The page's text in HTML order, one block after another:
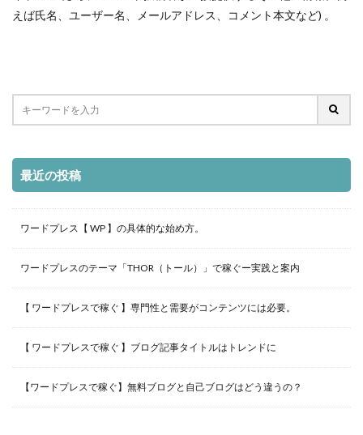
えば氏名、ユーザー名、メールアドレス、コメント本文など) 。
最近の投稿
ワードプレス【 WP 】の具体的な始め方。
ワードプレスのテーマ「THOR（トール）」で稼ぐー実践と案内
【 ワードプレスで稼ぐ 】専門性と需要がコンテンツには必要。
【 ワードプレスで稼ぐ 】ブログ記事タイトルはトレンドに
【ワードプレスで稼ぐ】無料ブログと自己ブログはどう違うの？